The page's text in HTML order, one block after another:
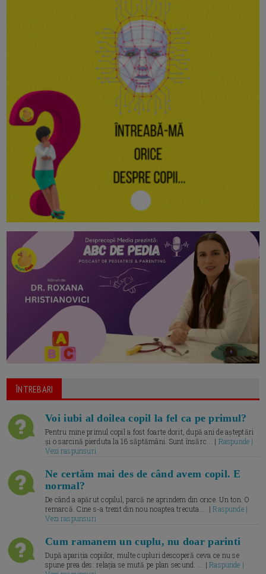
ÎNTREBARI
Voi iubi al doilea copil la fel ca pe primul?
Pentru mine primul copil a fost foarte dorit, după ani de așteptări
și o sarcină pierduta la 16 săptămâni. Sunt însărc... | Raspunde |
Vezi raspunsuri
Ne certăm mai des de când avem copil. E
normal?
De când a apărut copilul, parcă ne aprindem din orice. Un ton. O
remarcă. Cine s-a trezit din nou noaptea trecuta.... |Raspunde |
Vezi raspunsuri
Cum ramanem un cuplu, nu doar parinti
După apariția copiilor, multe cupluri descoperă ceva ce nu se
spune prea des: relația se mută pe plan secund. ... |Raspunde |